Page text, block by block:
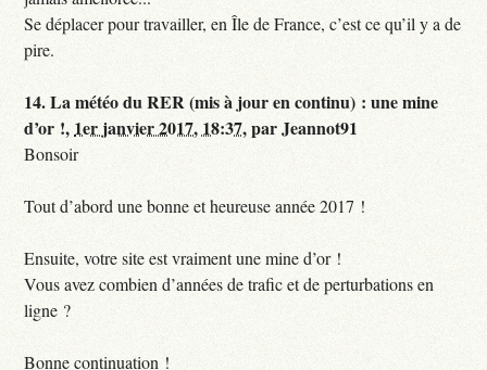
Se déplacer pour travailler, en Île de France, c’est ce qu’il y a de
pire.
14.La météo du RER (mis à jour en continu) : une mine
d’or !, 1er janvier 2017, 18:37,parJeannot91
Bonsoir
Tout d’abord une bonne et heureuse année 2017 !
Ensuite, votre site est vraiment une mine d’or !
Vous avez combien d’années de trafic et de perturbations en
ligne ?
Bonne continuation !